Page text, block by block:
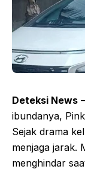
Deteksi News
ibundanya,
Sejak drama
menjaga jarak.
menghindar